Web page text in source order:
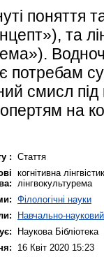
поняття
та
потребам
смисл під
на
: Стаття
когнітивна
лінгвокультурема
Філологічні науки
Навчально-науковий
Наукова Бібліотека
16 Квіт 2020 15:23